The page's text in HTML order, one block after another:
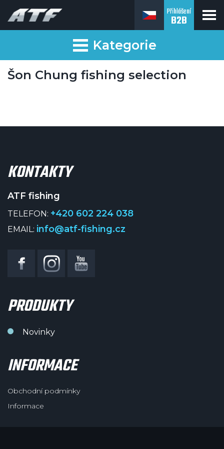
Přihlášení
B2B
Kategorie
Šon Chung fishing selection
KONTAKTY
ATF fishing
TELEFON: +420 602 224 038
EMAIL: info@atf-fishing.cz
PRODUKTY
Novinky
INFORMACE
Obchodní podmínky
Informace